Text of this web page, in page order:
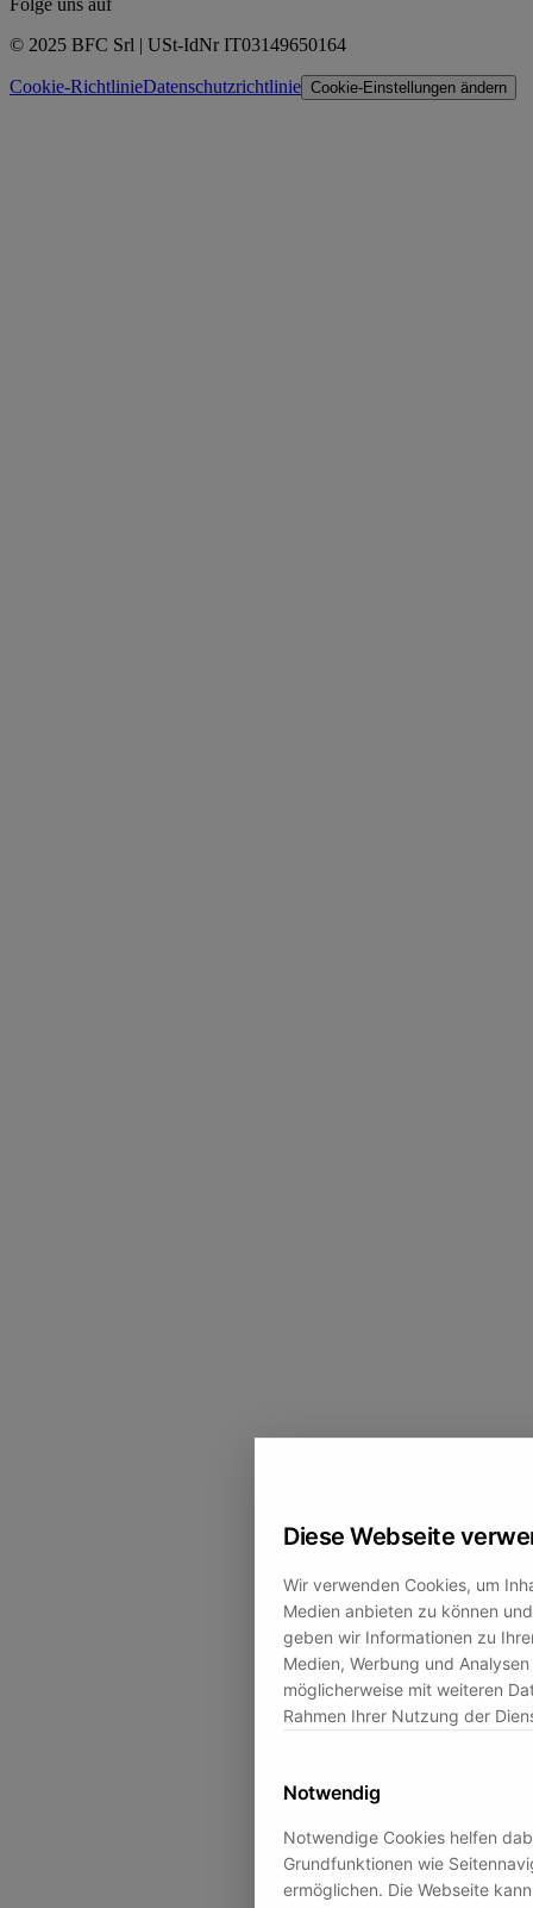
Diese Webseite
Wir verwenden Cookies, um
Medien anbieten zu können
geben wir Informationen zu
Medien, Werbung und
möglicherweise mit weiteren
Rahmen Ihrer Nutzung der
Notwendig
Notwendige Cookies helfen
Grundfunktionen wie
ermöglichen. Die Webseite
Folge uns auf
© 2025 BFC Srl | USt-IdNr IT03149650164
Cookie-RichtlinieDatenschutzrichtlinie Cookie-Einstellungen ändern